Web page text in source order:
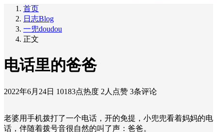
首页
日志Blog
一兜doudou
正文
电话里的爸爸
2022年6月24日 10183点热度 2人点赞 3条评论
老婆用手机拨打了一个电话，开的免提，小兜兜看着妈妈的电
话，伴随着拨号音很自然的叫了声：爸爸。